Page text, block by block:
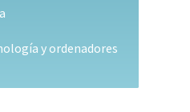
y ordenadores